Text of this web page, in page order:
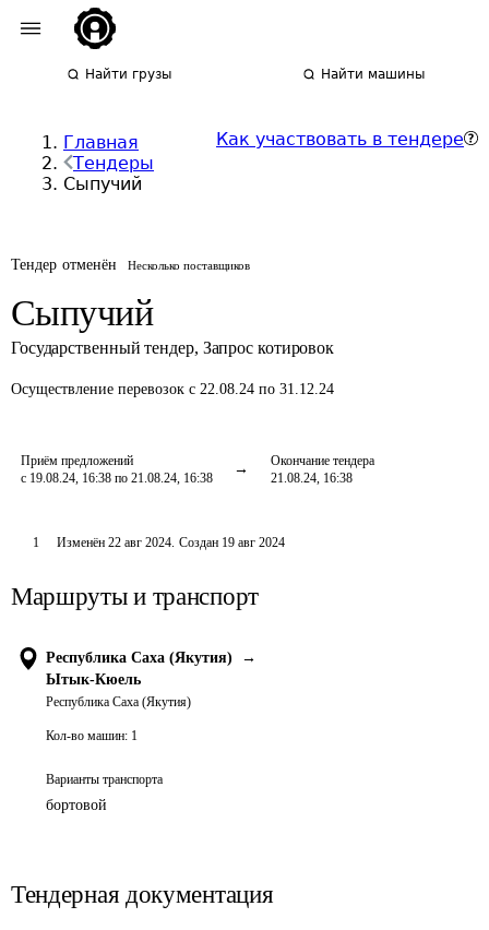
Найти грузы Найти машины
Главная
Тендеры
Сыпучий
Как участвовать в тендере
Тендер отменён Несколько поставщиков
Сыпучий
Государственный тендер, Запрос котировок
Осуществление перевозок с 22.08.24 по 31.12.24
Приём предложений
с 19.08.24, 16:38 по 21.08.24, 16:38
Окончание тендера
21.08.24, 16:38
1 Изменён 22 авг 2024. Создан 19 авг 2024
Маршруты и транспорт
Республика Саха (Якутия)
→
Ытык-Кюель
Республика Саха (Якутия)
Кол-во машин: 1
Варианты транспорта
бортовой
Тендерная документация